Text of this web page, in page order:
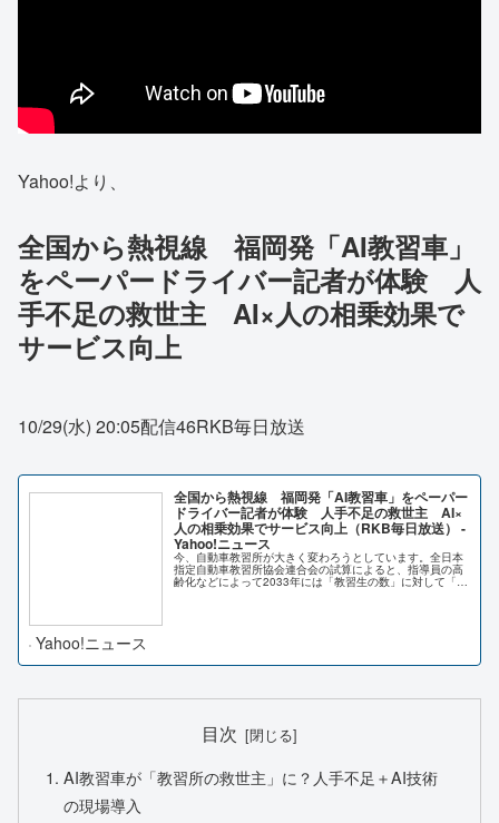
Yahoo!より、
全国から熱視線 福岡発「AI教習車」
をペーパードライバー記者が体験 人
手不足の救世主 AI×人の相乗効果で
サービス向上
10/29(水) 20:05配信46RKB毎日放送
全国から熱視線 福岡発「AI教習車」をペーパー
ドライバー記者が体験 人手不足の救世主 AI×
人の相乗効果でサービス向上（RKB毎日放送） -
Yahoo!ニュース
今、自動車教習所が大きく変わろうとしています。全日本
指定自動車教習所協会連合会の試算によると、指導員の高
齢化などによって2033年には「教習生の数」に対して「指
Yahoo!ニュース
目次
AI教習車が「教習所の救世主」に？人手不足＋AI技術
の現場導入